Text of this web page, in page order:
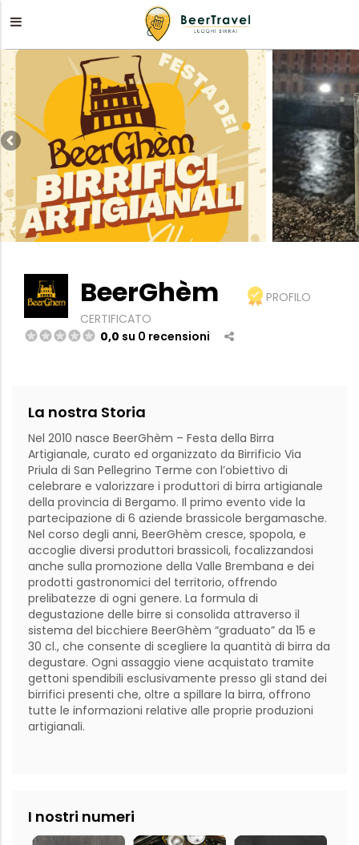
BeerGhèm
PROFILO
CERTIFICATO
0,0 su 0 recensioni
La nostra Storia
Nel 2010 nasce BeerGhèm – Festa della Birra
Artigianale, curato ed organizzato da Birrificio Via
Priula di San Pellegrino Terme con l’obiettivo di
celebrare e valorizzare i produttori di birra artigianale
della provincia di Bergamo. Il primo evento vide la
partecipazione di 6 aziende brassicole bergamasche.
Nel corso degli anni, BeerGhèm cresce, spopola, e
accoglie diversi produttori brassicoli, focalizzandosi
anche sulla promozione della Valle Brembana e dei
prodotti gastronomici del territorio, offrendo
prelibatezze di ogni genere. La formula di
degustazione delle birre si consolida attraverso il
sistema del bicchiere BeerGhèm “graduato” da 15 e
30 cl., che consente di scegliere la quantità di birra da
degustare. Ogni assaggio viene acquistato tramite
gettoni spendibili esclusivamente presso gli stand dei
birrifici presenti che, oltre a spillare la birra, offrono
tutte le informazioni relative alle proprie produzioni
artigianali.
I nostri numeri